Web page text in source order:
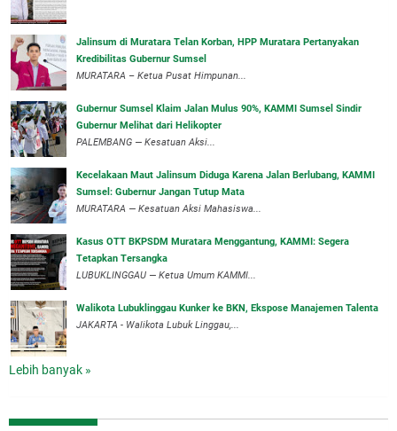
‎Jalinsum di Muratara Telan Korban, HPP Muratara Pertanyakan
Kredibilitas Gubernur Sumsel
MURATARA – Ketua Pusat Himpunan...
‎Gubernur Sumsel Klaim Jalan Mulus 90%, KAMMI Sumsel Sindir
Gubernur Melihat dari Helikopter
‎PALEMBANG — Kesatuan Aksi...
‎Kecelakaan Maut Jalinsum Diduga Karena Jalan Berlubang, KAMMI
Sumsel: Gubernur Jangan Tutup Mata
‎MURATARA — Kesatuan Aksi Mahasiswa...
‎Kasus OTT BKPSDM Muratara Menggantung, KAMMI: Segera
Tetapkan Tersangka
‎LUBUKLINGGAU — Ketua Umum KAMMI...
Walikota Lubuklinggau Kunker ke BKN, Ekspose Manajemen Talenta
JAKARTA - Walikota Lubuk Linggau,...
Lebih banyak »